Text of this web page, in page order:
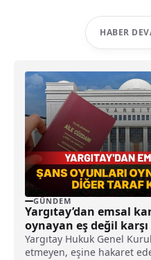
HABER
GÜNDEM
Yargıtay’dan emsal
oynayan eş değil
kusurlu sayıldı
Yargıtay Hukuk Genel
etmeyen, eşine hakaret